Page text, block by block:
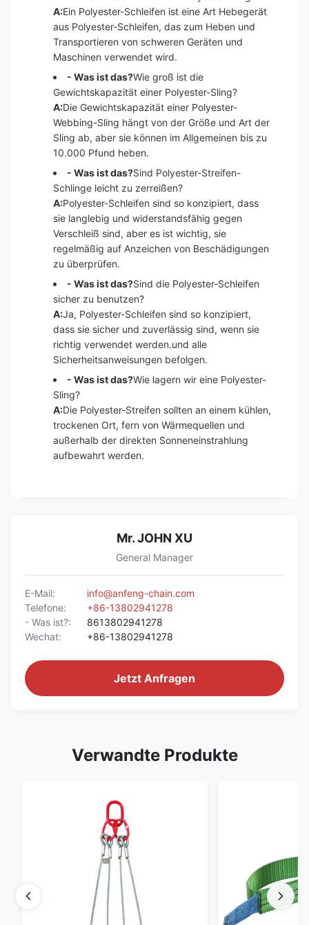
A:Ein Polyester-Schleifen ist eine Art Hebegerät
aus Polyester-Schleifen, das zum Heben und
Transportieren von schweren Geräten und
Maschinen verwendet wird.
- Was ist das?Wie groß ist die
Gewichtskapazität einer Polyester-Sling?
A:Die Gewichtskapazität einer Polyester-
Webbing-Sling hängt von der Größe und Art der
Sling ab, aber sie können im Allgemeinen bis zu
10.000 Pfund heben.
- Was ist das?Sind Polyester-Streifen-
Schlinge leicht zu zerreißen?
A:Polyester-Schleifen sind so konzipiert, dass
sie langlebig und widerstandsfähig gegen
Verschleiß sind, aber es ist wichtig, sie
regelmäßig auf Anzeichen von Beschädigungen
zu überprüfen.
- Was ist das?Sind die Polyester-Schleifen
sicher zu benutzen?
A:Ja, Polyester-Schleifen sind so konzipiert,
dass sie sicher und zuverlässig sind, wenn sie
richtig verwendet werden.und alle
Sicherheitsanweisungen befolgen.
- Was ist das?Wie lagern wir eine Polyester-
Sling?
A:Die Polyester-Streifen sollten an einem kühlen,
trockenen Ort, fern von Wärmequellen und
außerhalb der direkten Sonneneinstrahlung
aufbewahrt werden.
Mr. JOHN XU
General Manager
E-Mail:
info@anfeng-chain.com
Telefone:
+86-13802941278
- Was ist?:
8613802941278
Wechat:
+86-13802941278
Jetzt Anfragen
Verwandte Produkte